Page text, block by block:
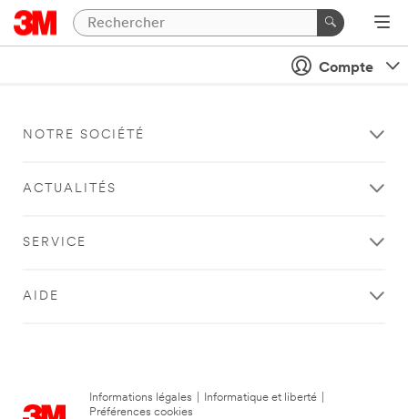
Compte
NOTRE SOCIÉTÉ
ACTUALITÉS
SERVICE
AIDE
Informations légales Informatique et liberté
Préférences cookies